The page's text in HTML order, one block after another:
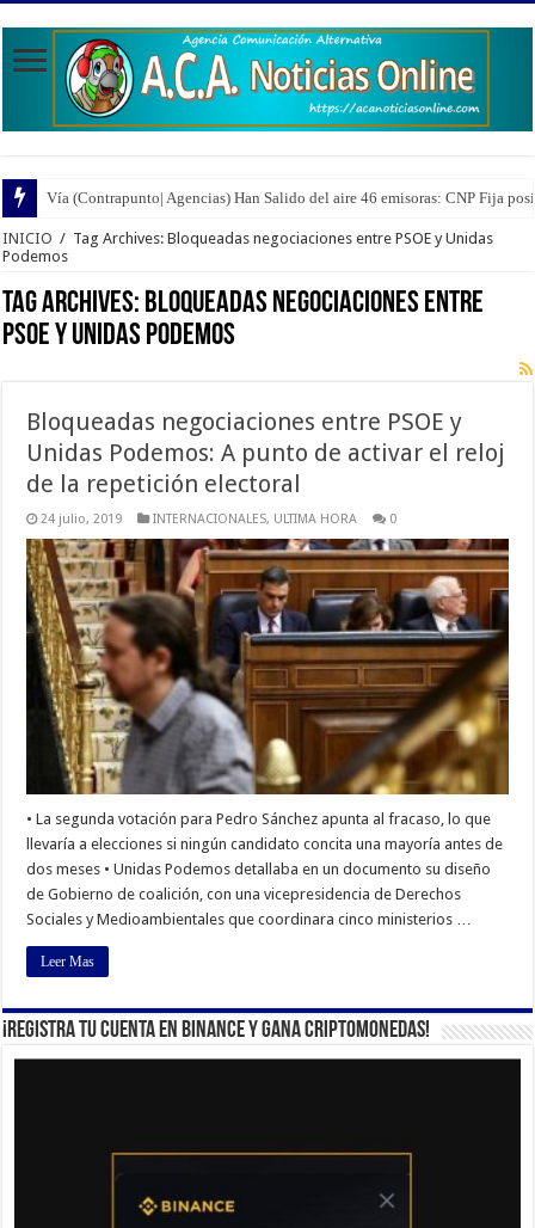
Vía (Contrapunto| Agencias) Han Salido del aire 46 emisoras: CNP Fija
INICIO / Tag Archives: Bloqueadas negociaciones entre PSOE y Unidas
Podemos
Tag Archives: Bloqueadas negociaciones entre
PSOE y Unidas Podemos
Bloqueadas negociaciones entre PSOE y
Unidas Podemos: A punto de activar el reloj
de la repetición electoral
24 julio, 2019 INTERNACIONALES, ULTIMA HORA 0
• La segunda votación para Pedro Sánchez apunta al fracaso, lo que
llevaría a elecciones si ningún candidato concita una mayoría antes de
dos meses • Unidas Podemos detallaba en un documento su diseño
de Gobierno de coalición, con una vicepresidencia de Derechos
Sociales y Medioambientales que coordinara cinco ministerios …
Leer Mas
¡Registra tu cuenta en Binance y gana criptomonedas!